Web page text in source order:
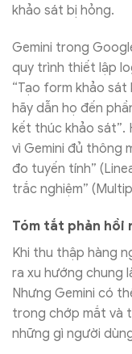
khảo sát bị hỏng.
Gemini trong
quy trình thiết lập
“Tạo form khảo sát
hãy dẫn họ đến
kết thúc khảo sát”.
vì Gemini đủ thông
đo tuyến tính”
trắc nghiệm”
Tóm tắt phản hồi
Khi thu thập hàng
ra xu hướng chung
Nhưng Gemini có
trong chớp mắt và
những gì người